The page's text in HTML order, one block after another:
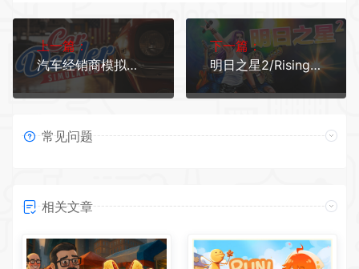
上一篇：
汽车经销商模拟器/Car Dealer Simulator 更新v04.06.2026—更新Up 2 You DLC
下一篇：
明日之星2/Rising Star 2 更新v2.98.397—更新整容手术惨剧DLC
常见问题
相关文章